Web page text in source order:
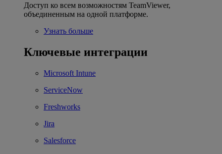
Доступ ко всем возможностям TeamViewer,
объединенным на одной платформе.
Узнать больше
Ключевые интеграции
Microsoft Intune
ServiceNow
Freshworks
Jira
Salesforce